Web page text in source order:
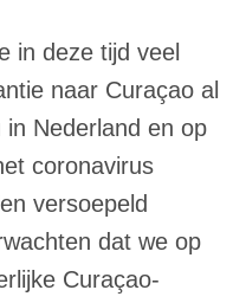
in deze tijd veel
naar Curaçao al
Nederland en op
coronavirus
versoepeld
dat we op
Curaçao-